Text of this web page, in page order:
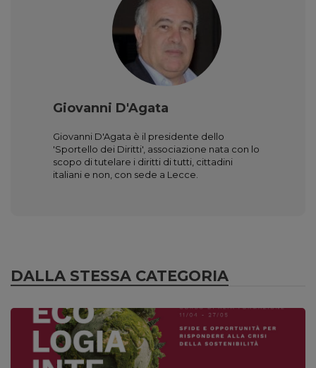
Giovanni D'Agata
Giovanni D'Agata è il presidente dello
'Sportello dei Diritti', associazione nata con lo
scopo di tutelare i diritti di tutti, cittadini
italiani e non, con sede a Lecce.
DALLA STESSA CATEGORIA